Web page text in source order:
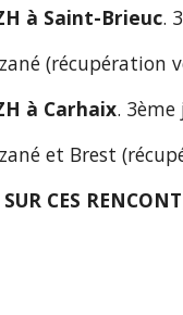
à Saint-Brieuc.
Plouzané
à Carhaix. 3ème
Plouzané et
CES